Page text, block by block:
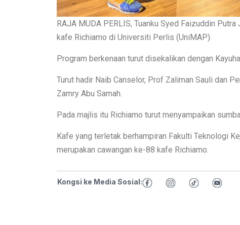
RAJA MUDA PERLIS, Tuanku Syed Faizuddin
kafe Richiamo di Universiti Perlis (UniMAP).
Program berkenaan turut disekalikan dengan
Turut hadir Naib Canselor, Prof Zaliman Sauli dan
Zamry Abu Samah.
Pada majlis itu Richiamo turut menyampaikan
Kafe yang terletak berhampiran Fakulti Teknologi
merupakan cawangan ke-88 kafe Richiamo.
Kongsi ke Media Sosial: